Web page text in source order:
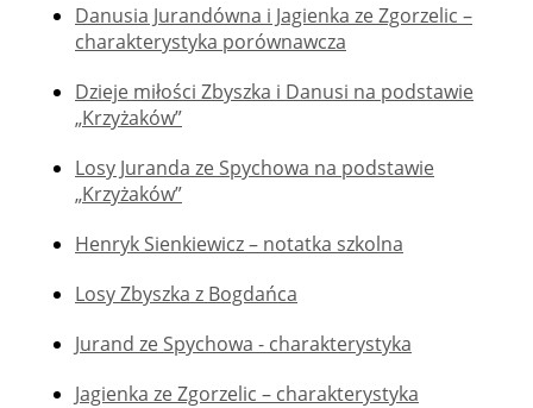
Danusia Jurandówna i Jagienka ze Zgorzelic –
charakterystyka porównawcza
Dzieje miłości Zbyszka i Danusi na podstawie
„Krzyżaków”
Losy Juranda ze Spychowa na podstawie
„Krzyżaków”
Henryk Sienkiewicz – notatka szkolna
Losy Zbyszka z Bogdańca
Jurand ze Spychowa - charakterystyka
Jagienka ze Zgorzelic – charakterystyka